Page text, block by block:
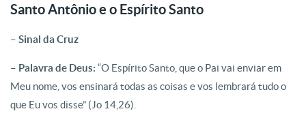
Santo Antônio e o Espírito Santo
– Sinal da Cruz
– Palavra de Deus: “O Espírito Santo, que o Pai vai enviar em
Meu nome, vos ensinará todas as coisas e vos lembrará tudo o
que Eu vos disse” (Jo 14,26).